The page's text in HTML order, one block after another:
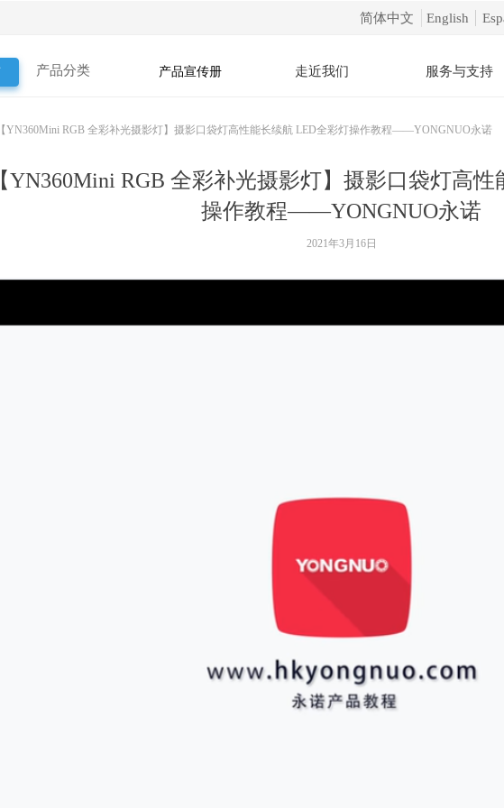
产品分类 走近我们 服务与支持
产品宣传册
简体中文 English
【YN360Mini RGB 全彩补光摄影灯】摄影口袋灯高
操作教程——YONGNUO永诺
【YN360Mini RGB 全彩补光摄影灯】摄影口袋灯高性能长续航 LED全彩灯操作教程——YONGNUO永诺
2021年3月16日